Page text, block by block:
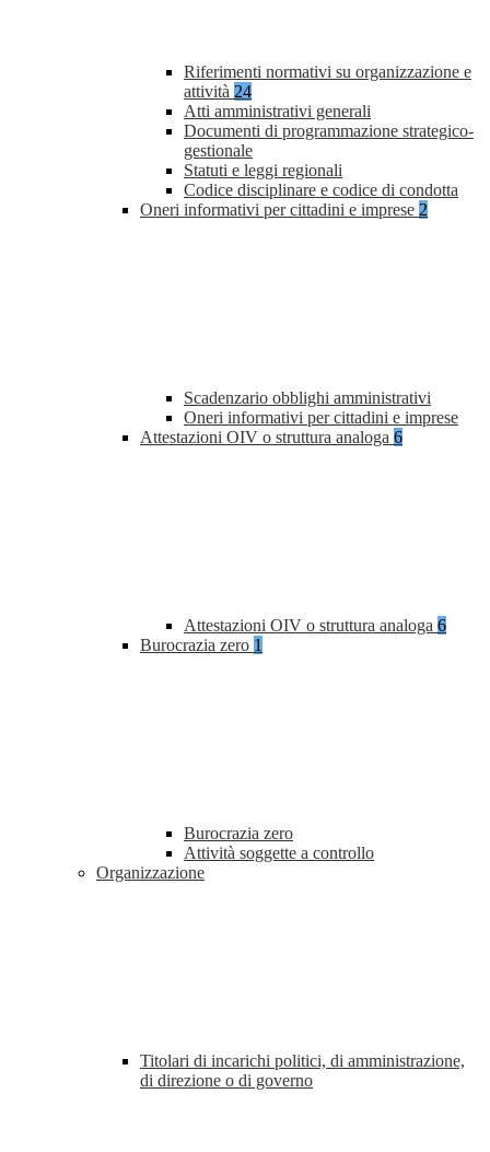
Riferimenti normativi su organizzazione e
attività 24
Atti amministrativi generali
Documenti di programmazione strategico-
gestionale
Statuti e leggi regionali
Codice disciplinare e codice di condotta
Oneri informativi per cittadini e imprese 2
Scadenzario obblighi amministrativi
Oneri informativi per cittadini e imprese
Attestazioni OIV o struttura analoga 6
Attestazioni OIV o struttura analoga 6
Burocrazia zero 1
Burocrazia zero
Attività soggette a controllo
Organizzazione
Titolari di incarichi politici, di amministrazione,
di direzione o di governo